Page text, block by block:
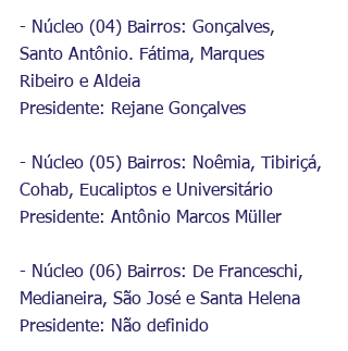
- Núcleo (04) Bairros: Gonçalves,
Santo Antônio. Fátima, Marques
Ribeiro e Aldeia
Presidente: Rejane Gonçalves
- Núcleo (05) Bairros: Noêmia, Tibiriçá,
Cohab, Eucaliptos e Universitário
Presidente: Antônio Marcos Müller
- Núcleo (06) Bairros: De Franceschi,
Medianeira, São José e Santa Helena
Presidente: Não definido